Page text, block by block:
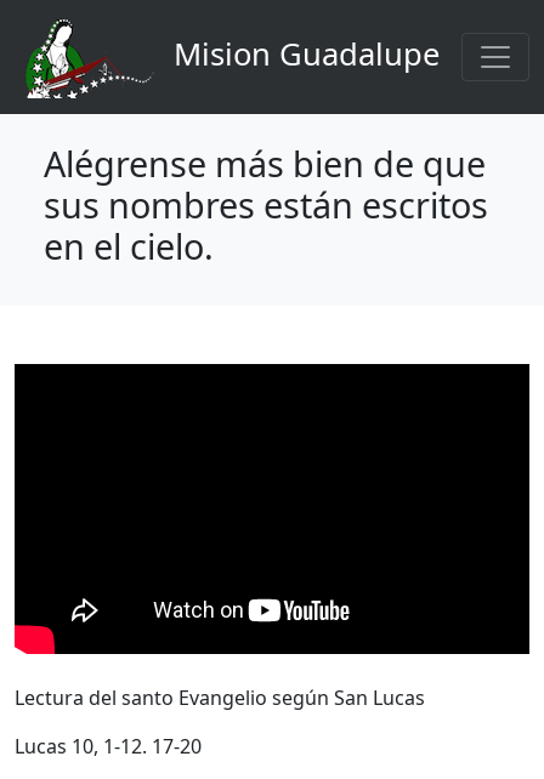
Pasar al contenido principal
Navegación principal
Mision Guadalupe
Alégrense más bien de que
sus nombres están escritos
en el cielo.
Lectura del santo Evangelio según San Lucas
Lucas 10, 1-12. 17-20